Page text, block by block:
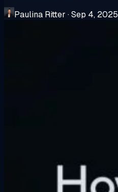
Paulina Ritter ·Sep 4, 2025